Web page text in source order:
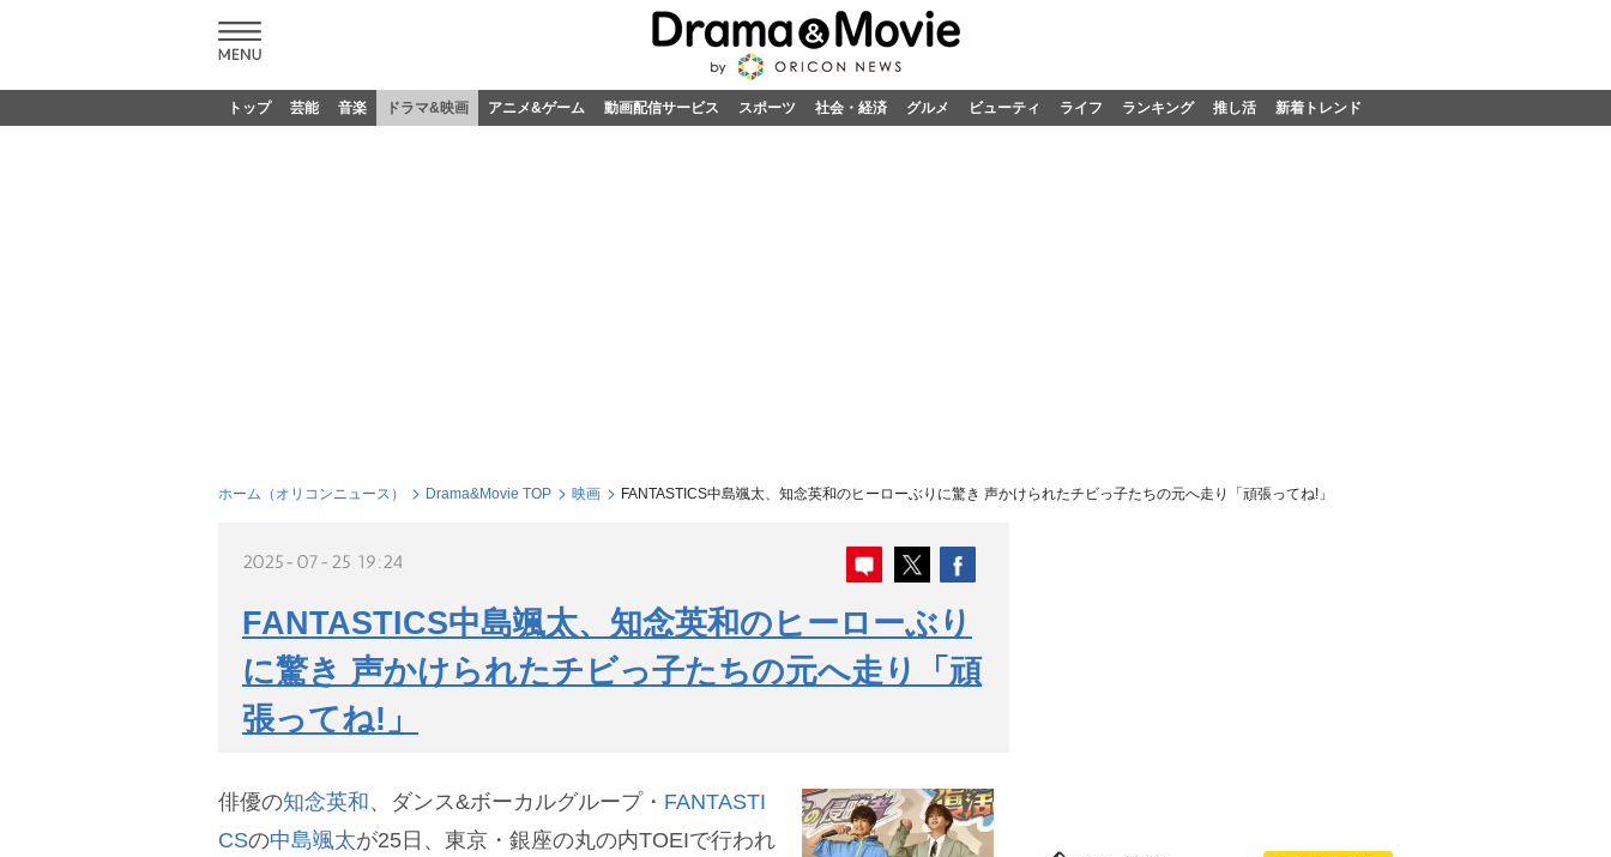
トップ 芸能 音楽 ドラマ&映画 アニメ&ゲーム 動画配信サービス スポーツ 社会・経済 グルメ ビューティ ライフ ランキング 推し活 新着トレンド
ホーム（オリコンニュース） Drama&Movie TOP 映画 FANTASTICS中島颯太、知念英和のヒーローぶりに驚き 声かけられたチビっ子たちの元へ走り「頑張ってね!」
2025-07-25 19:24
FANTASTICS中島颯太、知念英和のヒーローぶり
に驚き 声かけられたチビっ子たちの元へ走り「頑
張ってね!」
俳優の知念英和 、ダンス&ボーカルグループ・ FANTASTI
CSの中島颯太が25日、東京・銀座の丸の内TOEIで行われ